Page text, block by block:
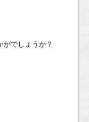
がでしょうか？